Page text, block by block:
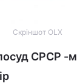
Скріншот OLX
СРСР -